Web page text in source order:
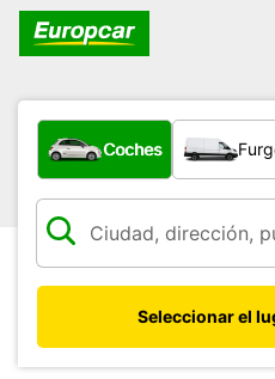
¿Qué tipo de vehículo?
Coches
Seleccionar el